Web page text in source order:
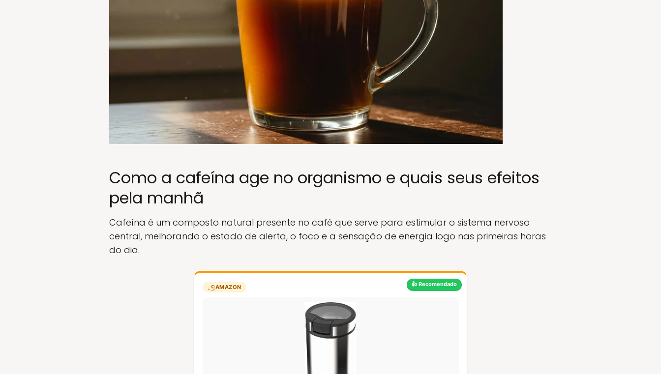
Como a cafeína age no organismo e quais seus efeitos
pela manhã
Cafeína é um composto natural presente no café que serve para estimular o sistema nervoso
central, melhorando o estado de alerta, o foco e a sensação de energia logo nas primeiras horas
do dia.
👍 Recomendado
AMAZON